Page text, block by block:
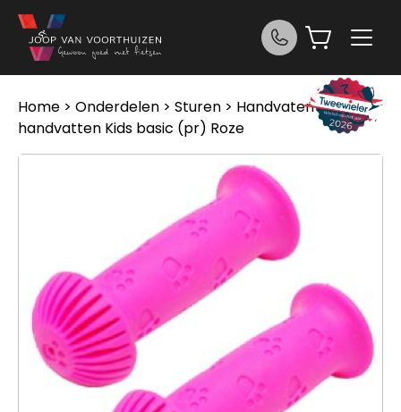
Ga naar de inhoud
Home > Onderdelen > Sturen > Handvaten> Widek
handvatten Kids basic (pr) Roze